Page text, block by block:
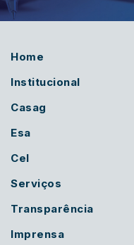
Home
Institucional
Casag
Esa
Cel
Serviços
Transparência
Imprensa